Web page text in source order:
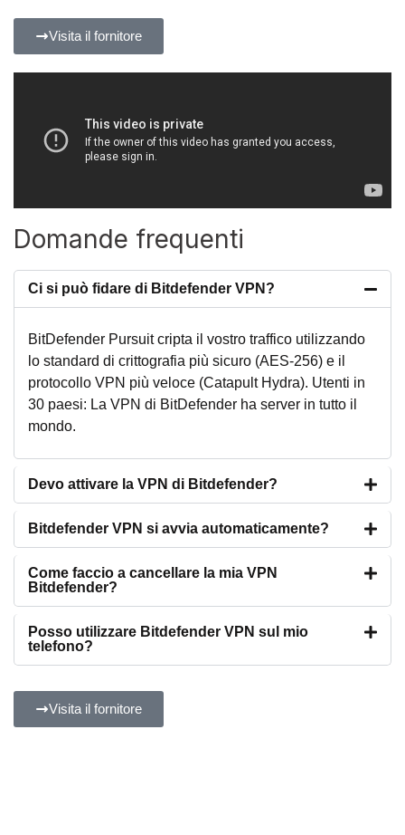
Visita il fornitore
Domande frequenti
Ci si può fidare di Bitdefender VPN?
BitDefender Pursuit cripta il vostro traffico utilizzando
lo standard di crittografia più sicuro (AES-256) e il
protocollo VPN più veloce (Catapult Hydra). Utenti in
30 paesi: La VPN di BitDefender ha server in tutto il
mondo.
Devo attivare la VPN di Bitdefender?
Bitdefender VPN si avvia automaticamente?
Come faccio a cancellare la mia VPN
Bitdefender?
Posso utilizzare Bitdefender VPN sul mio
telefono?
Visita il fornitore